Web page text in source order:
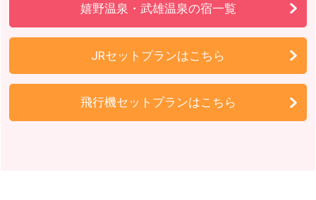
嬉野温泉・武雄温泉の宿一覧
JRセットプランはこちら
飛行機セットプランはこちら